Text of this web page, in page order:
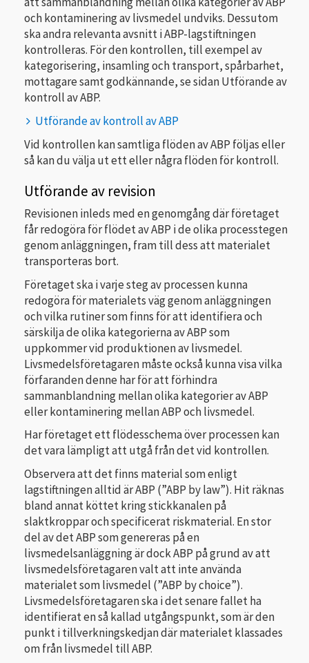
och kontaminering av livsmedel undviks. Dessutom
ska andra relevanta avsnitt i ABP-lagstiftningen
kontrolleras. För den kontrollen, till exempel av
kategorisering, insamling och transport, spårbarhet,
mottagare samt godkännande, se sidan Utförande av
kontroll av ABP.
Utförande av kontroll av ABP
Vid kontrollen kan samtliga flöden av ABP följas eller
så kan du välja ut ett eller några flöden för kontroll.
Utförande av revision
Revisionen inleds med en genomgång där företaget
får redogöra för flödet av ABP i de olika processtegen
genom anläggningen, fram till dess att materialet
transporteras bort.
Företaget ska i varje steg av processen kunna
redogöra för materialets väg genom anläggningen
och vilka rutiner som finns för att identifiera och
särskilja de olika kategorierna av ABP som
uppkommer vid produktionen av livsmedel.
Livsmedelsföretagaren måste också kunna visa vilka
förfaranden denne har för att förhindra
sammanblandning mellan olika kategorier av ABP
eller kontaminering mellan ABP och livsmedel.
Har företaget ett flödesschema över processen kan
det vara lämpligt att utgå från det vid kontrollen.
Observera att det finns material som enligt
lagstiftningen alltid är ABP (”ABP by law”). Hit räknas
bland annat köttet kring stickkanalen på
slaktkroppar och specificerat riskmaterial. En stor
del av det ABP som genereras på en
livsmedelsanläggning är dock ABP på grund av att
livsmedelsföretagaren valt att inte använda
materialet som livsmedel (”ABP by choice”).
Livsmedelsföretagaren ska i det senare fallet ha
identifierat en så kallad utgångspunkt, som är den
punkt i tillverkningskedjan där materialet klassades
om från livsmedel till ABP.